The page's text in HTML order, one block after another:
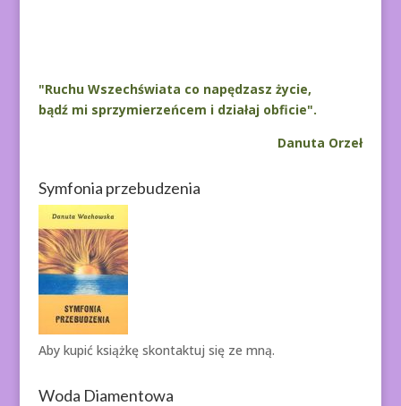
r
n
v
:
"Ruchu Wszechświata co napędzasz życie,
bądź mi sprzymierzeńcem i działaj obficie".
Danuta Orzeł
Symfonia przebudzenia
Aby kupić książkę skontaktuj się ze mną.
Woda Diamentowa